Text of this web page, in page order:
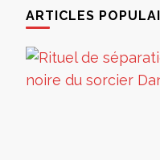
ARTICLES